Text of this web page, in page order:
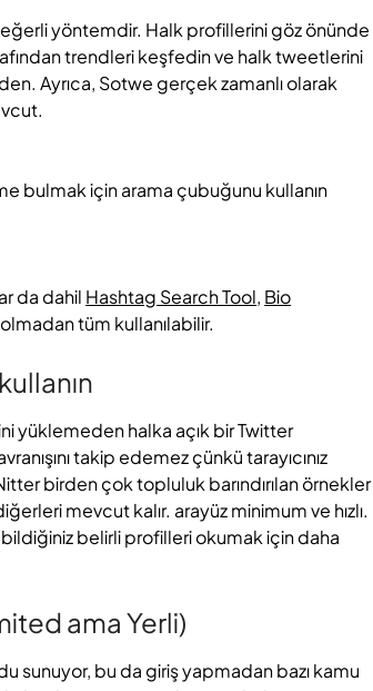
yöntemdir. Halk profillerini göz önünde
trendleri keşfedin ve halk tweetlerini
Ayrıca, Sotwe gerçek zamanlı olarak
bulmak için arama çubuğunu kullanın
da dahil Hashtag Search Tool, Bio
tüm kullanılabilir.
yüklemeden halka açık bir Twitter
takip edemez çünkü tarayıcınız
birden çok topluluk barındırılan örnekler
mevcut kalır. arayüz minimum ve hızlı.
belirli profilleri okumak için daha
ama Yerli)
sunuyor, bu da giriş yapmadan bazı kamu